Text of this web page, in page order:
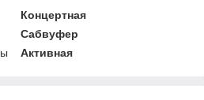
Концертная
Сабвуфер
Активная